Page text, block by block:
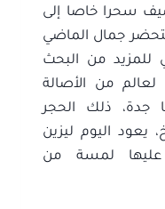
سحرا خاصا إلى
جمال الماضي
للمزيد من البحث
من الأصالة
جدة، ذلك الحجر
يعود اليوم ليزين
عليها لمسة من